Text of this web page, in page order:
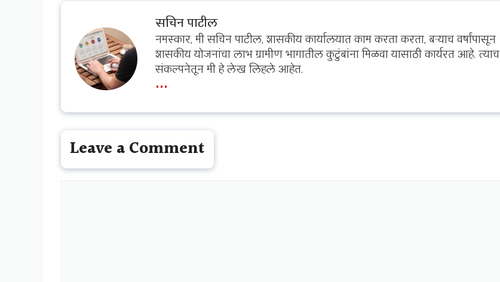
सचिन पाटील
नमस्कार, मी सचिन पाटील, शासकीय कार्यालयात काम करता करता, बऱ्याच वर्षांपासून
शासकीय योजनांचा लाभ ग्रामीण भागातील कुटुंबांना मिळवा यासाठी कार्यरत आहे. त्याच
संकल्पनेतून मी हे लेख लिहले आहेत.
...
Leave a Comment